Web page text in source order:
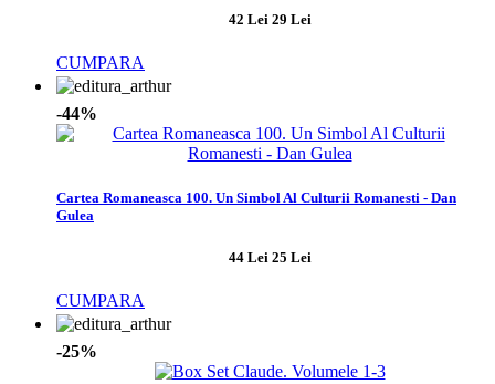
42 Lei29 Lei
CUMPARA
-44%
Cartea Romaneasca 100. Un Simbol Al Culturii Romanesti - Dan
Gulea
44 Lei 25 Lei
CUMPARA
-25%